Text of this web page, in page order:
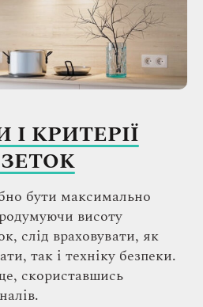
КРИТЕРІЇ
бути максимально
висоту
слід враховувати, як
так і техніку безпеки.
скориставшись